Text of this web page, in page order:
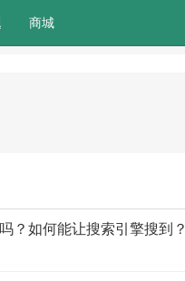
商城
？如何能让搜索引擎搜到？